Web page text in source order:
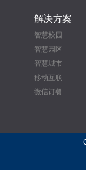
解决方案
智慧校园
智慧园区
智慧城市
移动互联
微信订餐